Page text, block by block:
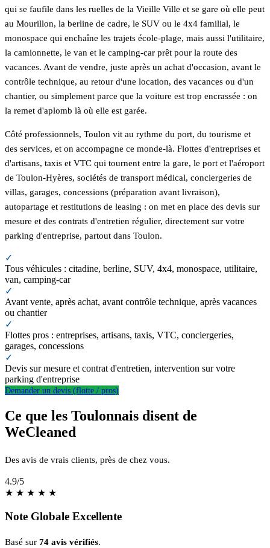
qui se faufile dans les ruelles de la Vieille Ville et se gare où elle peut
au Mourillon, la berline de cadre, le SUV ou le 4x4 familial, le
monospace qui enchaîne les trajets école-plage, mais aussi l'utilitaire,
la camionnette, le van et le camping-car prêt pour la route des
vacances. Avant de vendre, juste après un achat d'occasion, avant le
contrôle technique, au retour d'une location, des vacances ou d'un
chantier, ou simplement parce que la voiture est trop encrassée : on
la remet d'aplomb là où elle est garée.
Côté professionnels, Toulon vit au rythme du port, du tourisme et
des services, et on accompagne ce monde-là. Flottes d'entreprises et
d'artisans, taxis et VTC qui tournent entre la gare, le port et l'aéroport
de Toulon-Hyères, sociétés de transport médical, conciergeries de
villas, garages, concessions (préparation avant livraison),
autopartage et restitutions de leasing : on met en place des devis sur
mesure et des contrats d'entretien régulier, directement sur votre
parking d'entreprise, partout dans Toulon.
✓
Tous véhicules : citadine, berline, SUV, 4x4, monospace, utilitaire,
van, camping-car
✓
Avant vente, après achat, avant contrôle technique, après vacances
ou chantier
✓
Flottes pros : entreprises, artisans, taxis, VTC, conciergeries,
garages, concessions
✓
Devis sur mesure et contrat d'entretien, intervention sur votre
parking d'entreprise
Demander un devis (flotte / pros)
Ce que les Toulonnais disent de
WeCleaned
Des avis de vrais clients, près de chez vous.
4.9/5
★ ★ ★ ★ ★
Note Globale Excellente
Basé sur 74 avis vérifiés.